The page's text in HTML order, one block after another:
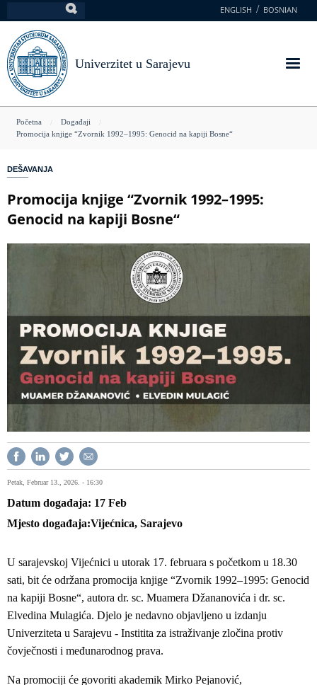
na
glavni
sadržaj
ENGLISH BOSNIAN
Univerzitet u Sarajevu
You
here
Početna
Događaji
Promocija knjige “Zvornik 1992–1995: Genocid na kapiji Bosne“
DEŠAVANJA
Promocija knjige “Zvornik 1992–1995:
Genocid na kapiji Bosne“
Petak, Februar 13., 2026. - 16:30
Datum događaja 17 Feb
Mjesto događaja Vijećnica, Sarajevo
U sarajevskoj Vijećnici u utorak 17. februara s početkom u 18.30
sati, bit će održana promocija knjige “Zvornik 1992–1995: Genocid
na kapiji Bosne“, autora dr. sc. Muamera Džananovića i dr. sc.
Elvedina Mulagića. Djelo je nedavno objavljeno u izdanju
Univerziteta u Sarajevu - Institita za istraživanje zločina protiv
čovječnosti i međunarodnog prava.
Na promociji će govoriti akademik Mirko Pejanović,